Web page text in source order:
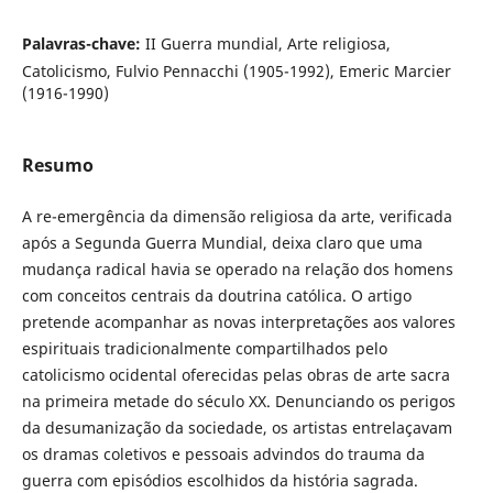
Palavras-chave: II Guerra mundial, Arte religiosa,
Catolicismo, Fulvio Pennacchi (1905-1992), Emeric Marcier
(1916-1990)
Resumo
A re-emergência da dimensão religiosa da arte, verificada
após a Segunda Guerra Mundial, deixa claro que uma
mudança radical havia se operado na relação dos homens
com conceitos centrais da doutrina católica. O artigo
pretende acompanhar as novas interpretações aos valores
espirituais tradicionalmente compartilhados pelo
catolicismo ocidental oferecidas pelas obras de arte sacra
na primeira metade do século XX. Denunciando os perigos
da desumanização da sociedade, os artistas entrelaçavam
os dramas coletivos e pessoais advindos do trauma da
guerra com episódios escolhidos da história sagrada.